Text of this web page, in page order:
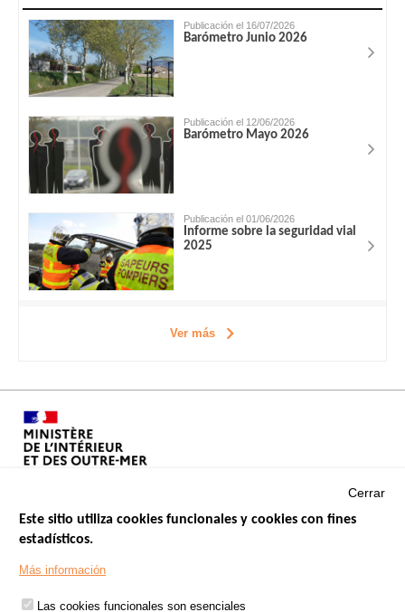
Publicación el 16/07/2026
Barómetro Junio 2026
Publicación el 12/06/2026
Barómetro Mayo 2026
Publicación el 01/06/2026
Informe sobre la seguridad vial
2025
Ver más
Footer
Cerrar
Este sitio utiliza cookies funcionales y cookies con fines
estadísticos.
Más información
Las cookies funcionales son esenciales